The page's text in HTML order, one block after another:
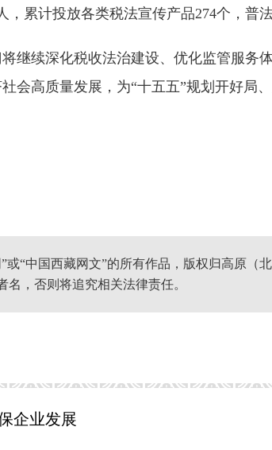
累计投放各类税法宣传产品274个，普
续深化税收法治建设、优化监管服务
会高质量发展，为“十五五”规划开好局
或“中国西藏网文”的所有作品，版权归高原（
，否则将追究相关法律责任。
企业发展